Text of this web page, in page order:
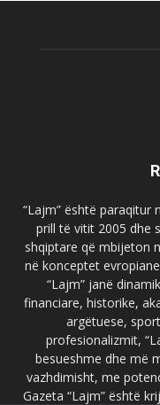
“Lajm” është paraqitur
prill të vitit 2005 dhe
shqiptare që mbijeton
në konceptet
“Lajm” janë
financiare, historike,
argëtuese,
profesionalizmit,
besueshme dhe më
vazhdimisht, me
Gazeta “Lajm” është